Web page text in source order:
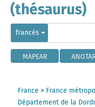
(thésaurus)
francés
MAPEAR
France > France
Département de la